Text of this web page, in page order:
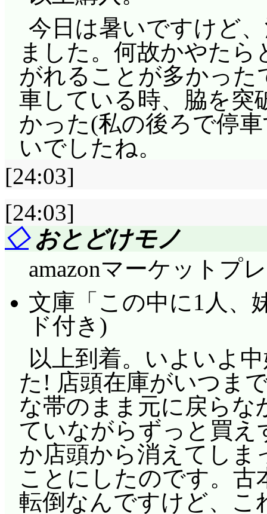
ちの残り1人を襲撃す
定してしまい百合狼
合、名乗り出れば百
出ますが4日目に生徒
ない場合、陽菜が襲
トで残り2人の中から
りますね。
葵の占いで百合狼が
2人が両方百合狼か、
徒側の勝利は確定し
合に3日目で終わらせ
2人変わりますね。ふ
は、すでにかなり厳
うところで、次回に
ED: 百合発覚(違)
次回予告: 一年後の萌
後の萌舞子、十年後
もんですかっ!!
ラジオもの: 今回は
本撮りじゃなくて2本
今日は暑いですけど
ました。何故かやた
がれることが多かった
車している時、脇を突
かった(私の後ろで停
いでしたね。
[24:03]
[24:03]
◇おとどけモノ
amazonマーケットプ
文庫「この中に1人、
ド付き)
以上到着。いよいよ
た! 店頭在庫がいつま
な帯のまま元に戻ら
ていながらずっと買
か店頭から消えてしま
ことにしたのです。
転倒なんですけど、こ